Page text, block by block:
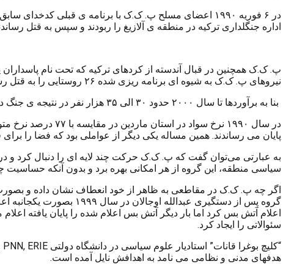
در ۶ فوریه ۱۹۹۰ اعضای مسلح پ. ک.ک با برنامه ی قبلی
اداره جنگلداری ترکیه در منطقه ی آلازیغ را ربودند و سپس به قتل
نیروهای پ. ک.ک به شیوه ای برنامه ریزی شده ۲۶ روستایی را به قتل رساندند و سپس خانه های ۴ نگهبان روستا را در حالیکه نگهبانان و خانواده هایشان را ناچار کرده بودند در داخل خانه ها بمانند، آتش زدند.
بنا به برآوردها تا سال ۲۰۰۰ حدود ۳۰ الی ۳۵ هزار نفر در نتیجه ی جنگ دولت و گروه پ. ک.ک کشته شده اند. اما ارقام ممکن است بالاتر هم باشد.
پایان می رساندند. همین مساله یکی دیگر از عواملی بود که فضا
به عبارتی می‌توان گفت که پ. ک.ک حرکت چند لایه ای را دنبال کرد و
سیاسی منطقه، این گروه از هر امکانی بهره برد و بدون آنکه حساسیت
اگر چه پ. ک.ک در مقاطعی به ظاهر از خود انعطاف نشان داده و
اعلام آتش بس کرد اما بار دیگر آتش بس اعلام شده را پایان یافته
سئوالاتی را ایجاد کرد.
“کلیچ بوغرا قانات” استادیار علوم سیاسی در دانشگاه دولتی PNN, ERIE
هدفهای مدنی و نظامی می نامد به اهدافش نایل آمده است.